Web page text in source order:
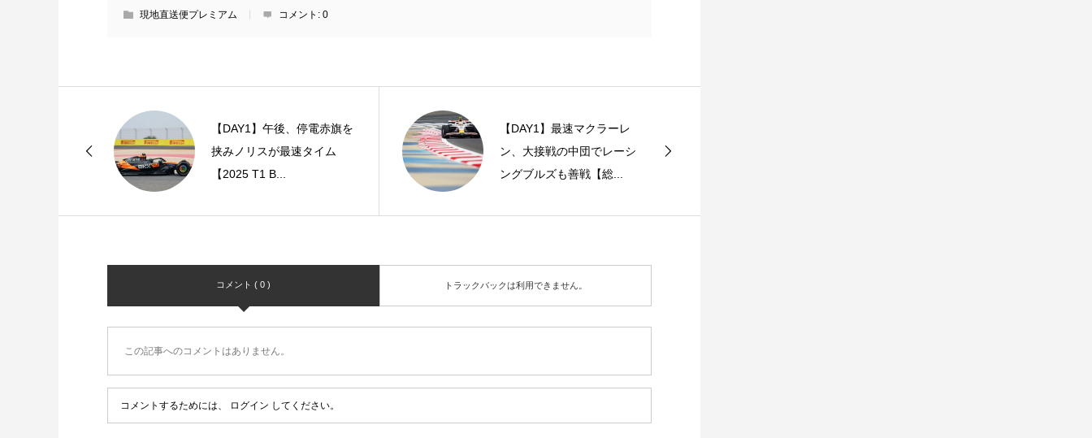
現地直送便プレミアム コメント: 0
【DAY1】午後、停電赤旗を
挟みノリスが最速タイム
【2025 T1 B...
【DAY1】最速マクラーレ
ン、大接戦の中団でレーシ
ングブルズも善戦【総...
コメント ( 0 ) トラックバックは利用できません。
この記事へのコメントはありません。
コメントするためには、 ログイン してください。